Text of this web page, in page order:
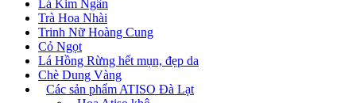
Lá Kim Ngân
Trà Hoa Nhài
Trinh Nữ Hoàng Cung
Cỏ Ngọt
Lá Hồng Rừng hết mụn, đẹp da
Chè Dung Vàng
Các sản phẩm ATISO Đà Lạt